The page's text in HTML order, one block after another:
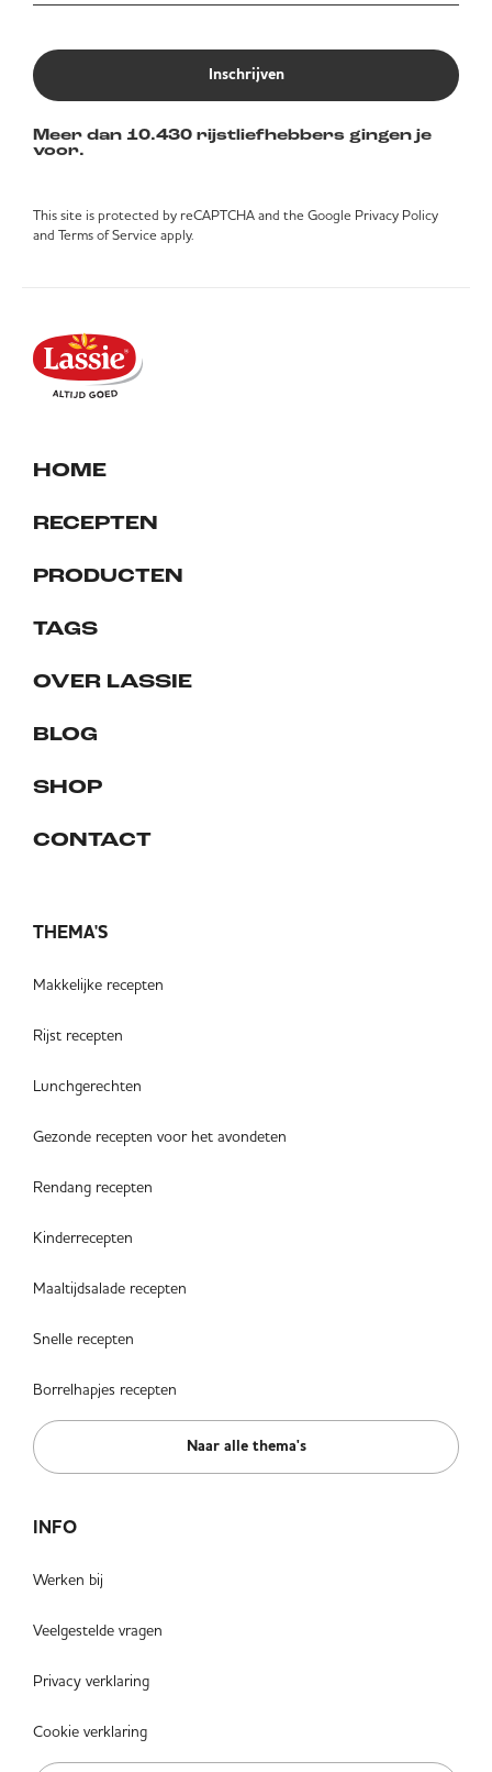
Inschrijven
Meer dan 10.430 rijstliefhebbers gingen je
voor.
This site is protected by reCAPTCHA and the Google Privacy Policy
and Terms of Service apply.
HOME
RECEPTEN
PRODUCTEN
TAGS
OVER LASSIE
BLOG
SHOP
CONTACT
THEMA'S
Makkelijke recepten
Rijst recepten
Lunchgerechten
Gezonde recepten voor het avondeten
Rendang recepten
Kinderrecepten
Maaltijdsalade recepten
Snelle recepten
Borrelhapjes recepten
Naar alle thema's
INFO
Werken bij
Veelgestelde vragen
Privacy verklaring
Cookie verklaring